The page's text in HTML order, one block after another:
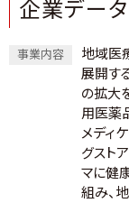
企業データ
事業内容
地域医
展開す
の拡大
用医薬
メディ
グスト
マに健
組み、